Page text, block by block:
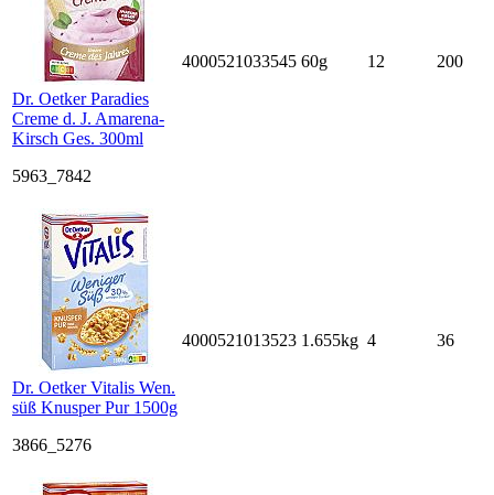
Dr. Oetker Paradies
Creme d. J. Amarena-
Kirsch Ges. 300ml
5963_7842
4000521033545 60g 12 200
Dr. Oetker Vitalis Wen.
süß Knusper Pur 1500g
3866_5276
4000521013523 1.655kg 4 36